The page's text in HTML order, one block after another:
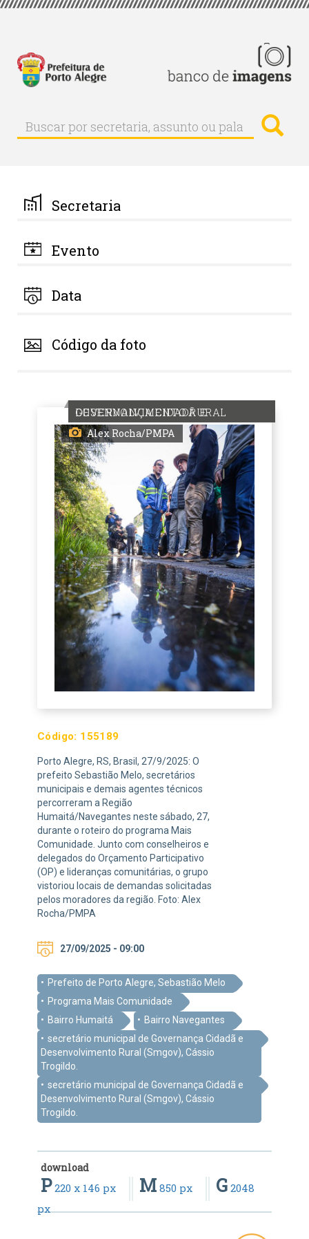
Pular
principal
Buscar
Buscar
por
palavra-
chave
Secretaria
Evento
Data
Código da foto
GOVERNANÇA CIDADÃ E DESENVOLVIMENTO RURAL
Alex Rocha/PMPA
Código: 155189
Porto Alegre, RS, Brasil, 27/9/2025: O
prefeito Sebastião Melo, secretários
municipais e demais agentes técnicos
percorreram a Região
Humaitá/Navegantes neste sábado, 27,
durante o roteiro do programa Mais
Comunidade. Junto com conselheiros e
delegados do Orçamento Participativo
(OP) e lideranças comunitárias, o grupo
vistoriou locais de demandas solicitadas
pelos moradores da região. Foto: Alex
Rocha/PMPA
27/09/2025 - 09:00
Prefeito de Porto Alegre, Sebastião Melo
Programa Mais Comunidade
Bairro Humaitá
Bairro Navegantes
secretário municipal de Governança Cidadã e
Desenvolvimento Rural (Smgov), Cássio
Trogildo.
secretário municipal de Governança Cidadã e
Desenvolvimento Rural (Smgov), Cássio
Trogildo.
download
P220 x 146 px M 850 px G 2048
px